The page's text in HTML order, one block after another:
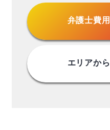
弁護士費用
エリアから